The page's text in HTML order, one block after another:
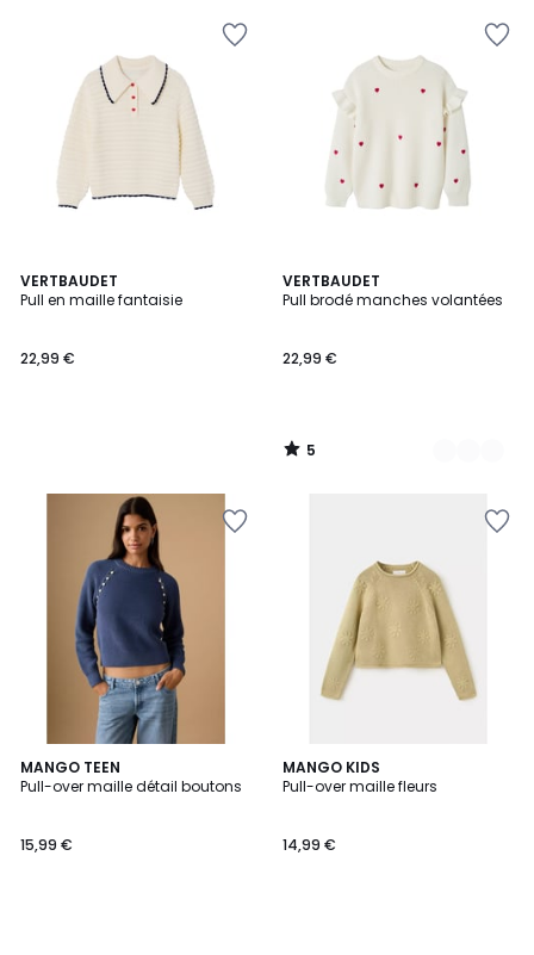
VERTBAUDET
Pull en maille fantaisie
22,99 €
VERTBAUDET
Pull brodé manches volantées
22,99 €
5
/
3
Couleurs
5
/
MANGO TEEN
Pull-over maille détail boutons
15,99 €
MANGO KIDS
Pull-over maille fleurs
14,99 €